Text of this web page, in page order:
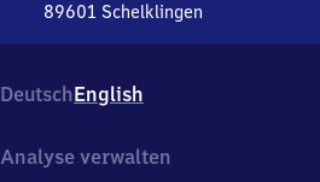
89601 Schelklingen
8
9
0
DeutschEnglish
Analyse verwalten